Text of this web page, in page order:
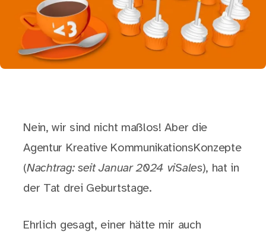
Nein, wir sind nicht maßlos! Aber die
Agentur Kreative KommunikationsKonzepte
(Nachtrag: seit Januar 2024 viSales), hat in
der Tat drei Geburtstage.
Ehrlich gesagt, einer hätte mir auch